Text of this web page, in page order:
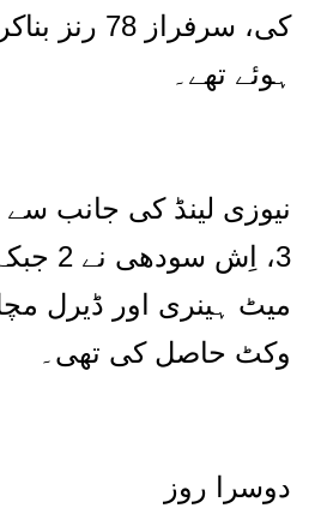
کی، سرفراز
ہوئے تھے۔
نیوزی لینڈ کی جانب سے
3، اِش
میٹ ہینری اور ڈیرل
وکٹ حاصل کی تھی۔
دوسرا روز